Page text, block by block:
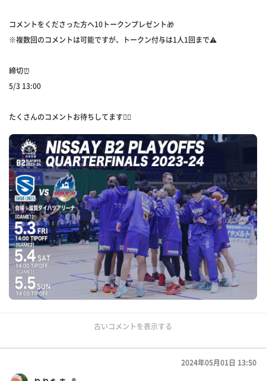
コメントをくださった方へ10トークンプレゼント🎁
※複数回のコメントは可能ですが、トークン付与は1人1回まで⚠️
締切⏰
5/3 13:00
たくさんのコメントお待ちしてます❤️‍🔥
古いコメントを表示する
2024年05月01日 13:50